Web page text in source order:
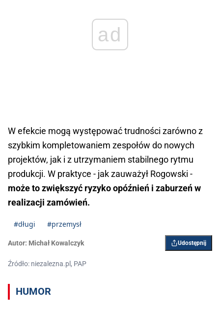
ad
W efekcie mogą występować trudności zarówno z
szybkim kompletowaniem zespołów do nowych
projektów, jak i z utrzymaniem stabilnego rytmu
produkcji. W praktyce - jak zauważył Rogowski -
może to zwiększyć ryzyko opóźnień i zaburzeń w
realizacji zamówień.
#długi #przemysł
Autor: Michał Kowalczyk Udostępnij
Źródło: niezalezna.pl, PAP
HUMOR